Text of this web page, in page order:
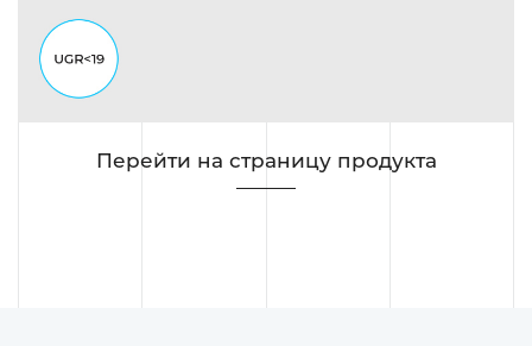
Перейти на страницу продукта